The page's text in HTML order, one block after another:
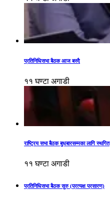
प्रतिनिधिसभा बैठक आज बस्दै
११ घण्टा अगाडी
राष्ट्रिय सभा बैठक बुधबारसम्मका लागि स्थगित
११ घण्टा अगाडी
प्रतिनिधिसभा बैठक सुरु (प्रत्यक्ष प्रसारण)